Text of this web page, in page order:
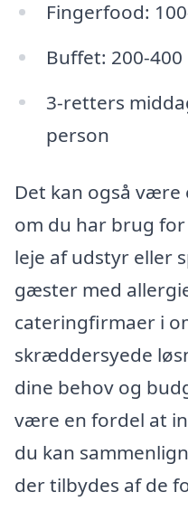
Fingerfood:
Buffet: 200-
3-retters
person
Det kan også være
om du har brug
leje af udstyr eller
gæster med
cateringfirmaer i
skræddersyede
dine behov og
være en fordel at
du kan
der tilbydes af de